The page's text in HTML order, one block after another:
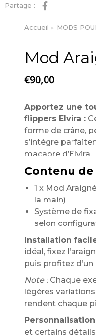
Partage :
Vous êtes ici :
Accueil MODS
Mod
€90,00
Apportez une
flippers Elvira :
forme de crâne,
s’intègre
macabre d’Elvira.
Contenu de
1 x Mod
la main)
Système de
selon
Installation
idéal, fixez
puis profitez
Note :Chaque
légères
rendent chaque
et certains